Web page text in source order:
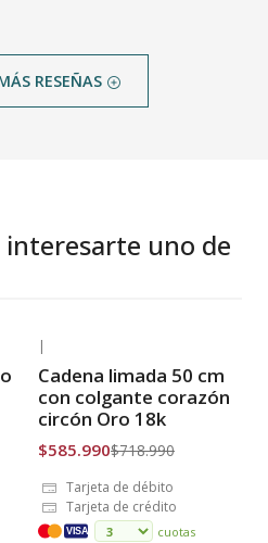
RESEÑAS
uno de
Envío Gratis
|
Cadena limada 50 cm
con colgante corazón
circón Oro 18k
$585.990$718.990
Tarjeta de débito
Tarjeta de crédito
VISA
cuotas